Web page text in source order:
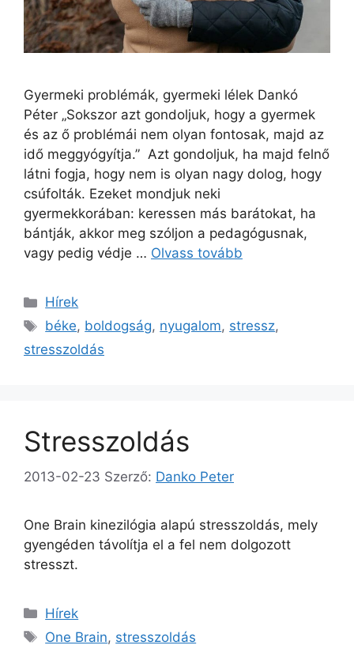
Gyermeki problémák, gyermeki lélek Dankó
Péter „Sokszor azt gondoljuk, hogy a gyermek
és az ő problémái nem olyan fontosak, majd az
idő meggyógyítja.” Azt gondoljuk, ha majd felnő
látni fogja, hogy nem is olyan nagy dolog, hogy
csúfolták. Ezeket mondjuk neki
gyermekkorában: keressen más barátokat, ha
bántják, akkor meg szóljon a pedagógusnak,
vagy pedig védje … Olvass tovább
Kategória
Hírek
Címkék
béke, boldogság, nyugalom, stressz,
stresszoldás
Stresszoldás
2013-02-23 Szerző: Danko Peter
One Brain kinezilógia alapú stresszoldás, mely
gyengéden távolítja el a fel nem dolgozott
stresszt.
Kategória
Hírek
Címkék
One Brain, stresszoldás